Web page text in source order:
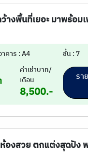
างพื้นที่เยอะ มาพร้อม
คาร : A4
ชั้น : 7
ค่าเช่าบาท/
เดือน
8,500.-
ห้องสวย ตกแต่งสุดปัง